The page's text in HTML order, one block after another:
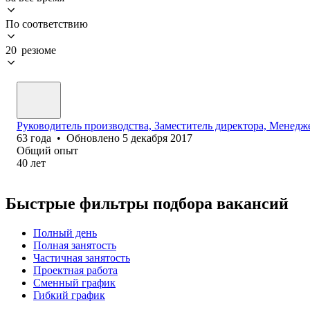
По соответствию
20 резюме
Руководитель производства, Заместитель директора,
63 года • Обновлено 5 декабря 2017
Общий опыт
40 лет
Быстрые фильтры подбора вакансий
Полный день
Полная занятость
Частичная занятость
Проектная работа
Сменный график
Гибкий график